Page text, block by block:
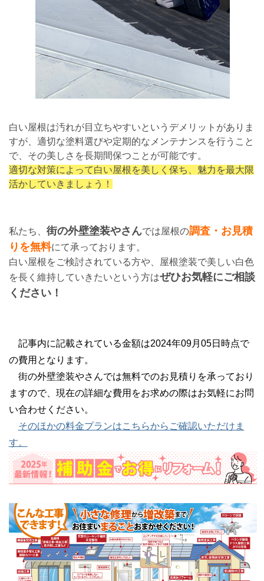
白い屋根は汚れが目立ちやすいというデメリットがありま
すが、適切な塗料選びや定期的なメンテナンスを行うこと
で、その美しさを長期間保つことが可能です。
適切な対策によって白い屋根を美しく保ち、魅力を最大限
活かしていきましょう！
私たち、 街の外壁塗装やさんでは屋根の調査・お見積
りを無料にて承っております。
白い屋根をご検討されている方や、屋根塗装で美しい白色
を長く維持していきたいという方はぜひお気軽にご相談
ください！
記事内に記載されている金額は2024年09月05日時点で
の費用となります。
街の外壁塗装やさんでは無料でのお見積りを承っており
ますので、現在の詳細な費用をお求めの際はお気軽にお問
い合わせください。
そのほかの料金プランはこちらからご確認いただけま
す。